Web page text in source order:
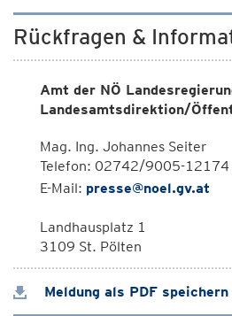
Rückfragen &
Amt der NÖ
Landesamtsdirektion/
Mag. Ing. Johannes Seiter
Telefon: 02742/9005-12174
E-Mail: presse@noel.gv.at
Landhausplatz 1
3109 St. Pölten
Meldung als PDF speichern